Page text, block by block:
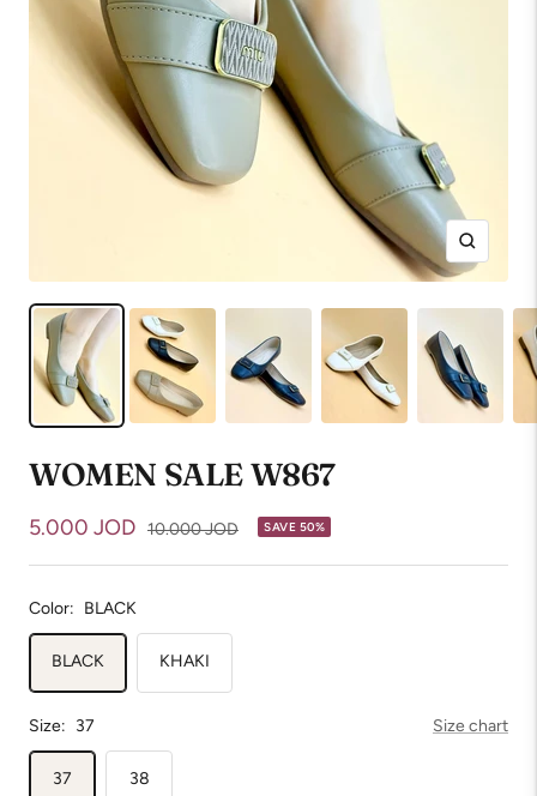
Zoom
WOMEN SALE W867
Sale
price
5.000 JOD Regular
10.000 JOD SAVE 50%
Color: BLACK
BLACK KHAKI
Size: 37 Size chart
37 38